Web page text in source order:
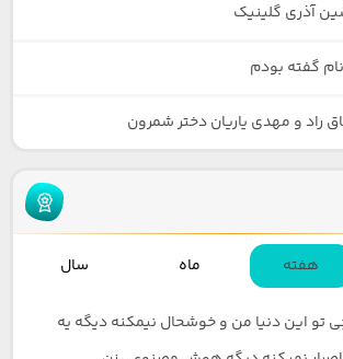
آذری گلینیک
گفته بودم
راد و مهدی یاریان دختر شمرون
هفته ماه سال
تو این دنیا من و خوشحال نیمکنه دیگه یه